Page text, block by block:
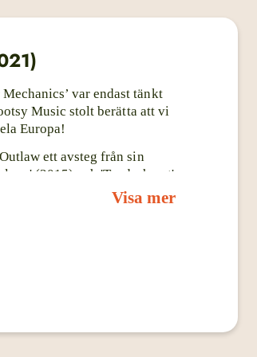
var endast tänkt
Music stolt berätta att vi
Europa!
ett avsteg från sin
(2015) och 'Tenderheart'
sina hjältar från 80-talet,
on the line with 'Popular
Visa mer